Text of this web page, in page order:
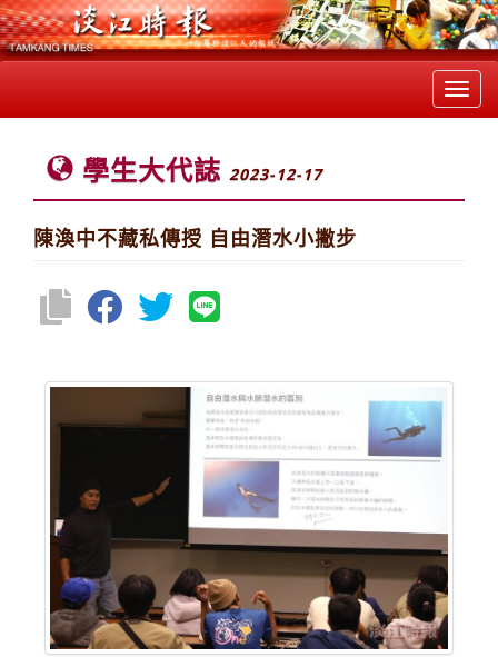
學生大代誌 2023-12-17
陳渙中不藏私傳授 自由潛水小撇步